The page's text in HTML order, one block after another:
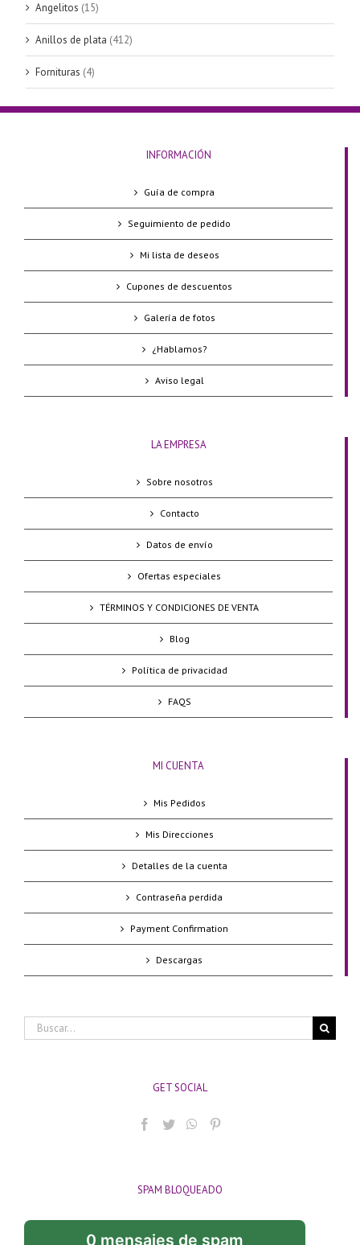
Angelitos (15)
Anillos de plata (412)
Fornituras (4)
INFORMACIÓN
Guía de compra
Seguimiento de pedido
Mi lista de deseos
Cupones de descuentos
Galería de fotos
¿Hablamos?
Aviso legal
LA EMPRESA
Sobre nosotros
Contacto
Datos de envío
Ofertas especiales
TÉRMINOS Y CONDICIONES DE VENTA
Blog
Política de privacidad
FAQS
MI CUENTA
Mis Pedidos
Mis Direcciones
Detalles de la cuenta
Contraseña perdida
Payment Confirmation
Descargas
Buscar:
GET SOCIAL
SPAM BLOQUEADO
0 mensajes de spam